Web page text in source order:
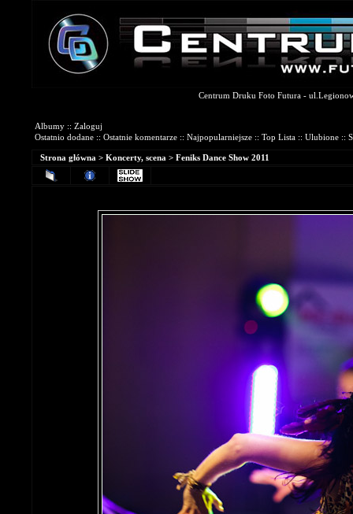
Centrum Druku Foto Futura -
Albumy :: Zaloguj
Ostatnio dodane :: Ostatnie komentarze :: Najpopularniejsze :: Top Lista :: Ulubione ::
Strona główna > Koncerty, scena > Feniks Dance Show 2011